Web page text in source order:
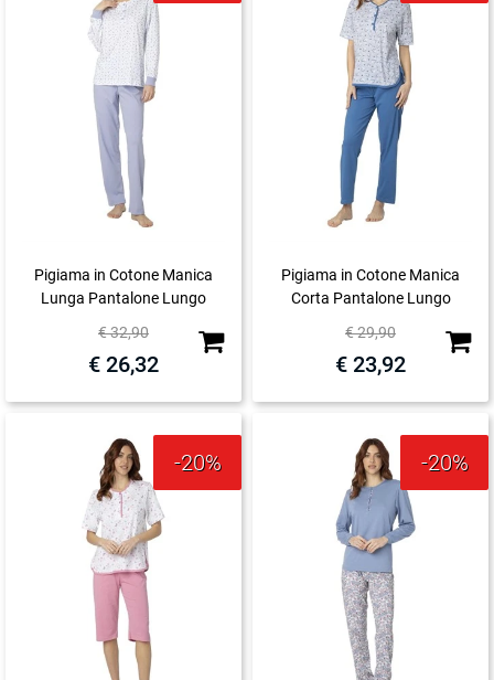
Pigiama in Cotone Manica
Lunga Pantalone Lungo
€ 32,90
€ 26,32
Quantità
Pigiama in Cotone Manica
Corta Pantalone Lungo
€ 29,90
€ 23,92
-20% -20%